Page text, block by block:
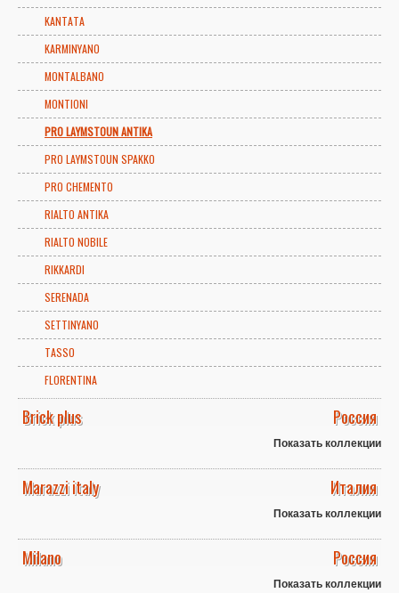
KANTATA
KARMINYANO
MONTALBANO
MONTIONI
PRO LAYMSTOUN ANTIKA
PRO LAYMSTOUN SPAKKO
PRO CHEMENTO
RIALTO ANTIKA
RIALTO NOBILE
RIKKARDI
SERENADA
SETTINYANO
TASSO
FLORENTINA
Brick plus Россия
Показать коллекции
Marazzi italy Италия
Показать коллекции
Milano Россия
Показать коллекции